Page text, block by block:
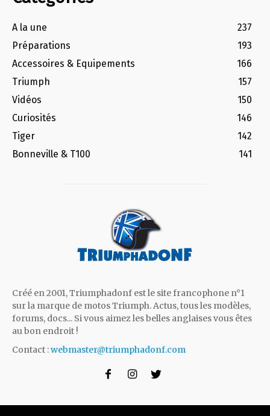
A la une
237
Préparations
193
Accessoires & Equipements
166
Triumph
157
Vidéos
150
Curiosités
146
Tiger
142
Bonneville & T100
141
Créé en 2001, Triumphadonf est le site francophone n°1
sur la marque de motos Triumph. Actus, tous les modèles,
forums, docs... Si vous aimez les belles anglaises vous êtes
au bon endroit !
Contact :webmaster@triumphadonf.com